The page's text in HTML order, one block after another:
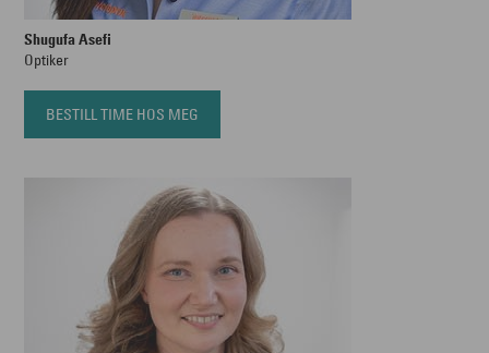
Shugufa Asefi
Optiker
BESTILL TIME HOS MEG